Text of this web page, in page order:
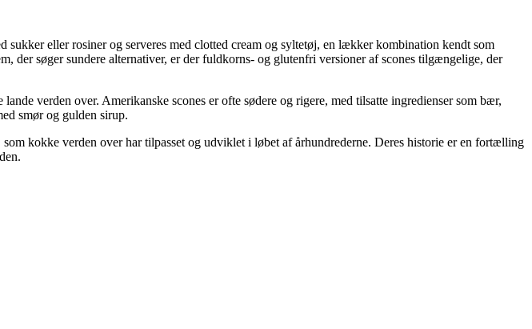
sukker eller rosiner og serveres med clotted cream og syltetøj, en lækker kombination kendt som
der søger sundere alternativer, er der fuldkorns- og glutenfri versioner af scones tilgængelige, der
verden over. Amerikanske scones er ofte sødere og rigere, med tilsatte ingredienser som bær,
smør og gulden sirup.
kokke verden over har tilpasset og udviklet i løbet af århundrederne. Deres historie er en fortælling